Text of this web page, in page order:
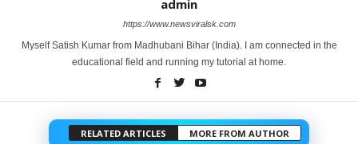
admin
https://www.newsviralsk.com
Myself Satish Kumar from Madhubani Bihar (India). I am connected in the
educational field and running my tutorial at home.
RELATED ARTICLES MORE FROM AUTHOR